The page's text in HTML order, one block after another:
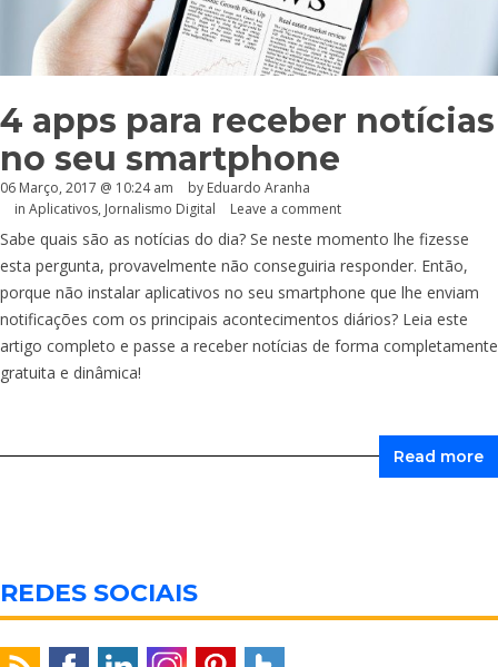
4 apps para receber notícias
no seu smartphone
06 Março, 2017 @ 10:24 am by Eduardo Aranha
in Aplicativos, Jornalismo Digital Leave a comment
Sabe quais são as notícias do dia? Se neste momento lhe fizesse
esta pergunta, provavelmente não conseguiria responder. Então,
porque não instalar aplicativos no seu smartphone que lhe enviam
notificações com os principais acontecimentos diários? Leia este
artigo completo e passe a receber notícias de forma completamente
gratuita e dinâmica!
Read more
REDES SOCIAIS